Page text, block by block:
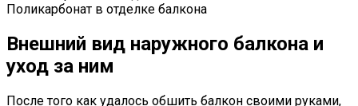
Поликарбонат в отделке балкона
Внешний вид наружного балкона и
уход за ним
После того как удалось обшить балкон своими руками,